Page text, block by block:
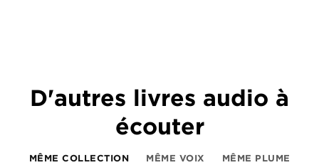
D'autres livres audio à
écouter
MÊME COLLECTION MÊME VOIX MÊME PLUME